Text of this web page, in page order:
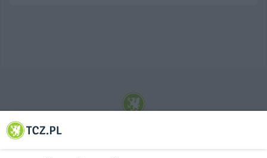
© 2001-2026 Tczew - TCZ.PL Sp. z o.o. Internetowy Serwis Informacyjny Miasta